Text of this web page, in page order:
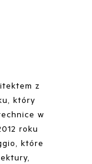
z
który
w
roku
które